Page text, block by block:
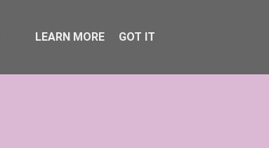
LEARN MORE GOT IT